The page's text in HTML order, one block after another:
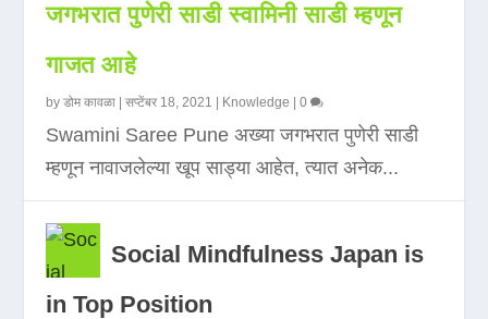
जगभरात पुणेरी साडी स्वामिनी साडी म्हणून
गाजत आहे
byडोम कावळा |सप्टेंबर 18, 2021 Knowledge |0
Swamini Saree Pune अख्या जगभरात पुणेरी साडी
म्हणून नावाजलेल्या खूप साड्या आहेत, त्यात अनेक...
Social Mindfulness Japan is
in Top Position